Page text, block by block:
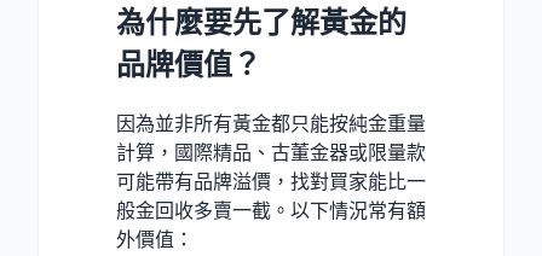
為什麼要先了解黃金的
品牌價值？
因為並非所有黃金都只能按純金重量
計算，國際精品、古董金器或限量款
可能帶有品牌溢價，找對買家能比一
般金回收多賣一截。以下情況常有額
外價值：